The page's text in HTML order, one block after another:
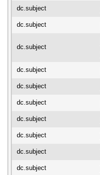
dc.subject
dc.subject
dc.subject
dc.subject
dc.subject
dc.subject
dc.subject
dc.subject
dc.subject
dc.subject